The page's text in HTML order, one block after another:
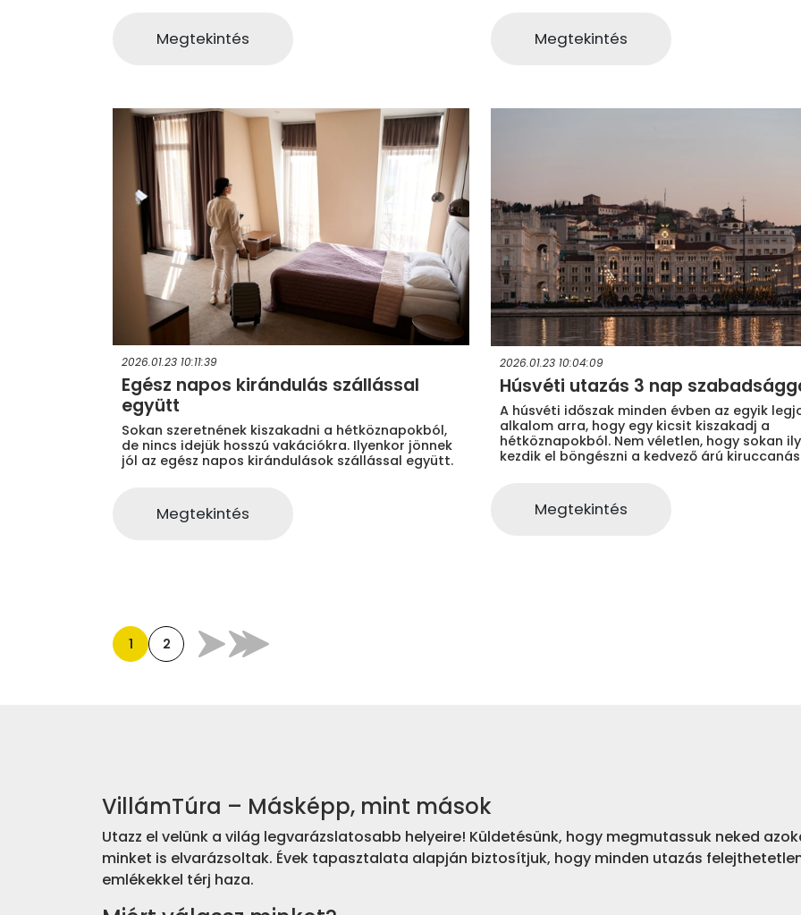
Megtekintés Megtekintés
2026.01.23 10:11:39
Egész napos kirándulás szállással
együtt
Sokan szeretnének kiszakadni a hétköznapokból,
de nincs idejük hosszú vakációkra. Ilyenkor jönnek
jól az egész napos kirándulások szállással együtt.
Megtekintés
2026.01.23 10:04:09
Húsvéti utazás 3 nap
A húsvéti időszak minden évben az egyik
alkalom arra, hogy egy kicsit kiszakadj a
hétköznapokból. Nem véletlen, hogy sokan
kezdik el böngészni a kedvező árú
Megtekintés
1 2
VillámTúra – Másképp, mint mások
Utazz el velünk a világ legvarázslatosabb helyeire! Küldetésünk, hogy megmutassuk neked
minket is elvarázsoltak. Évek tapasztalata alapján biztosítjuk, hogy minden utazás
emlékekkel térj haza.